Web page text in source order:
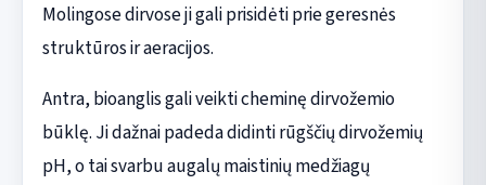
Molingose dirvose ji gali prisidėti prie geresnės
struktūros ir aeracijos.
Antra, bioanglis gali veikti cheminę dirvožemio
būklę. Ji dažnai padeda didinti rūgščių dirvožemių
pH, o tai svarbu augalų maistinių medžiagų